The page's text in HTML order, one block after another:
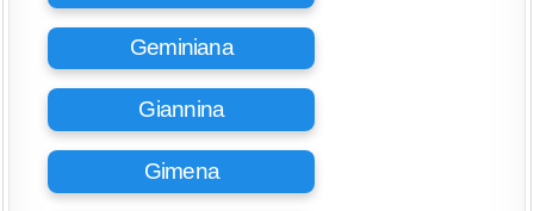
Geminiana
Giannina
Gimena